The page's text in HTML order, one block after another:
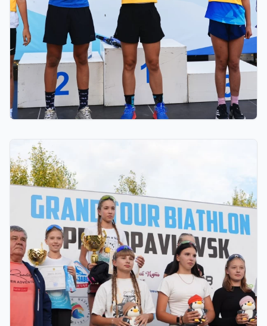
ФИНАЛ: В АСТАНЕ ПРОЙДЕТ
ЗАКЛЮЧИТЕЛЬНЫЙ ЭТАП GRAND TOUR
BIATHLON